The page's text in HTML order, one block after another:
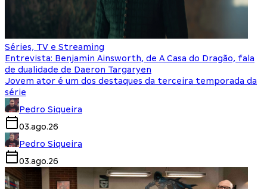
Séries, TV e Streaming
Entrevista: Benjamin Ainsworth, de A Casa do Dragão, fala
de dualidade de Daeron Targaryen
Jovem ator é um dos destaques da terceira temporada da
série
Pedro Siqueira
03.ago.26
Pedro Siqueira
03.ago.26